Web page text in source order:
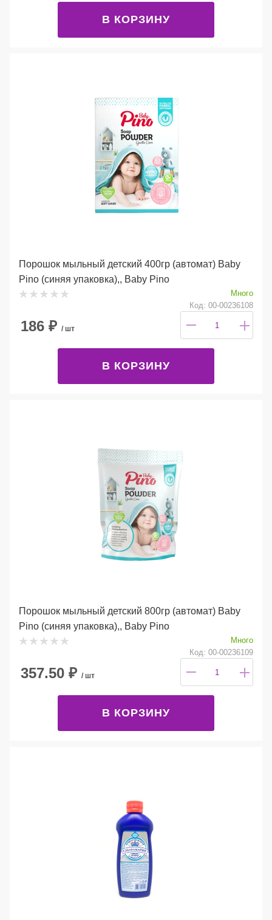
В КОРЗИНУ
Порошок мыльный детский 400гр (автомат) Baby
Pino (синяя упаковка),, Baby Pino
Много
Код: 00-00236108
186 ₽ / шт
В КОРЗИНУ
Порошок мыльный детский 800гр (автомат) Baby
Pino (синяя упаковка),, Baby Pino
Много
Код: 00-00236109
357.50 ₽ / шт
В КОРЗИНУ